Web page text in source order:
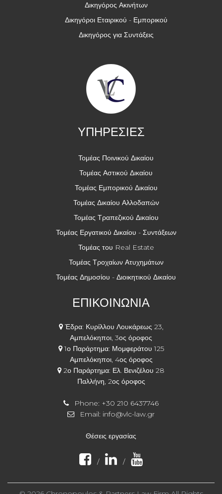
Δικηγόρος Ακινήτων
Δικηγόροι Εταιρικού - Εμπορικού
Δικηγόρος για Συντάξεις
ΥΠΗΡΕΣΙΕΣ
Τομέας Ποινικού Δικαίου
Τομέας Αστικού Δικαίου
Τομέας Εμπορικού Δικαίου
Τομέας Δικαίου Αλλοδαπών
Τομέας Τραπεζικού Δικαίου
Τομέας Εργατικού Δικαίου - Συντάξεων
Τομέας του Real Estate
Τομέας Τροχαίων Ατυχημάτων
Τομέας Δημοσίου - Διοικητικού Δικαίου
ΕΠΙΚΟΙΝΩΝΙΑ
Έδρα: Κυρίλλου Λουκάρεως 23,
Αμπελόκηποι, 3ος όροφος
1ο Παράρτημα: Μομφεράτου 125
Αμπελόκηποι, 4ος όροφος
2ο Παράρτημα: Ελ. Βενιζέλου 28
Παλλήνη, 2ος όροφος
Phone: +30 210 6437746
Email: info@vlc-law.gr
Θέσεις εργασίας
/ /